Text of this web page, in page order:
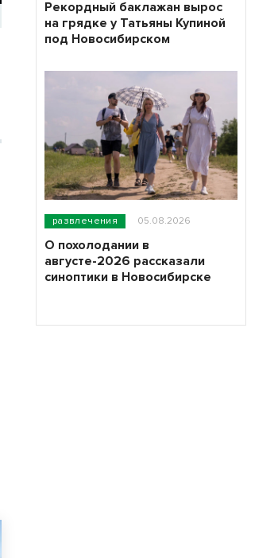
Рекордный баклажан вырос
на грядке у Татьяны Купиной
под Новосибирском
развлечения 05.08.2026
О похолодании в
августе-2026 рассказали
синоптики в Новосибирске